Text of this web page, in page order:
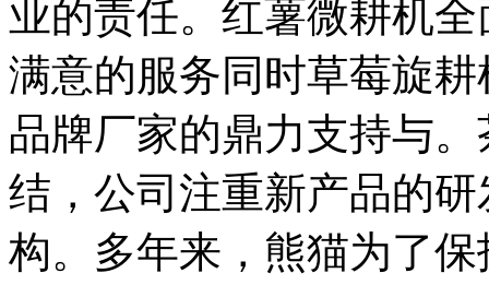
业的责任。红薯微耕机
满意的服务同时草莓旋
品牌厂家的鼎力支持与
结，公司注重新产品的
构。多年来，熊猫为了